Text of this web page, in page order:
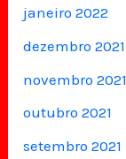
janeiro 2022
dezembro 2021
novembro 2021
outubro 2021
setembro 2021